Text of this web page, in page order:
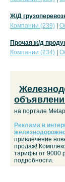
Ж/Д
Компании (239)
Прочая ж/д
Компании (234)
на портале
Реклама в
привлечение
продаж!
тарифы от 9000
подробности.